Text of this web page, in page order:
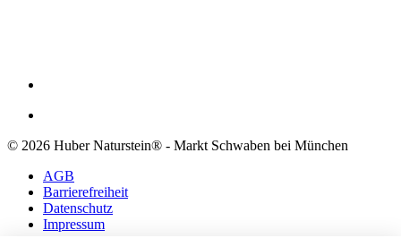
© 2026 Huber Naturstein® - Markt Schwaben bei München
AGB
Barrierefreiheit
Datenschutz
Impressum